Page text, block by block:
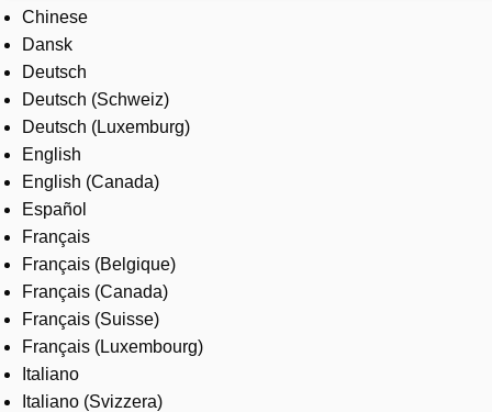
Industries
Services
About us
Where to buy
Contact us
Careers
Chinese
Dansk
Deutsch
Deutsch (Schweiz)
Deutsch (Luxemburg)
English
English (Canada)
Español
Français
Français (Belgique)
Français (Canada)
Français (Suisse)
Français (Luxembourg)
Italiano
Italiano (Svizzera)